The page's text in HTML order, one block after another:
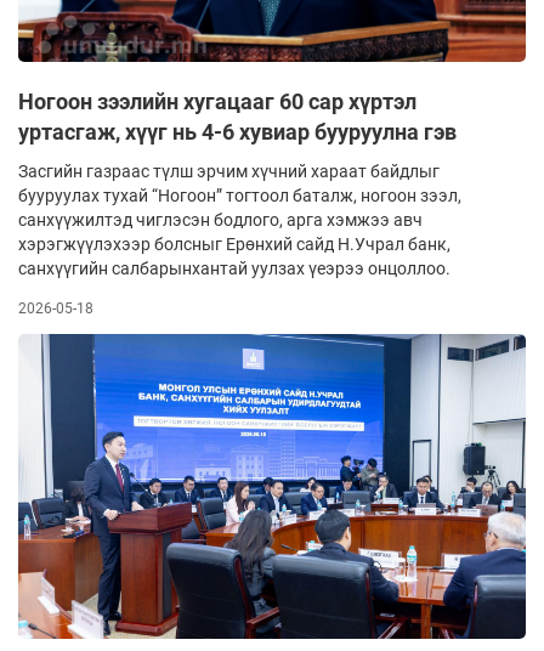
Ногоон зээлийн хугацааг 60 сар хүртэл
уртасгаж, хүүг нь 4-6 хувиар бууруулна гэв
Засгийн газраас түлш эрчим хүчний хараат байдлыг
бууруулах тухай “Ногоон” тогтоол баталж, ногоон зээл,
санхүүжилтэд чиглэсэн бодлого, арга хэмжээ авч
хэрэгжүүлэхээр болсныг Ерөнхий сайд Н.Учрал банк,
санхүүгийн салбарынхантай уулзах үеэрээ онцоллоо.
2026-05-18